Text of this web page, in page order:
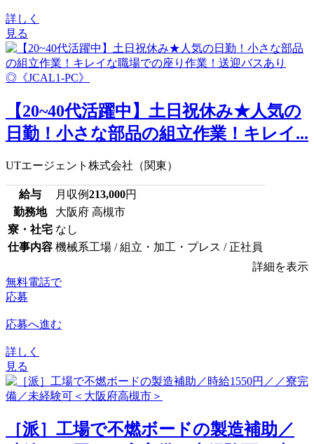
詳しく
見る
【20~40代活躍中】土日祝休み★人気の
日勤！小さな部品の組立作業！キレイ...
UTエージェント株式会社（関東）
給与 月収例213,000円
勤務地
大阪府 高槻市
寮・社宅 なし
仕事内容 機械系工場 / 組立・加工・プレス / 正社員
詳細を表示
無料電話で
応募
応募へ進む
詳しく
見る
［派］工場で不燃ボードの製造補助／